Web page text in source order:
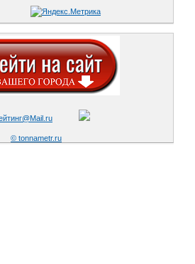
© tonnametr.ru